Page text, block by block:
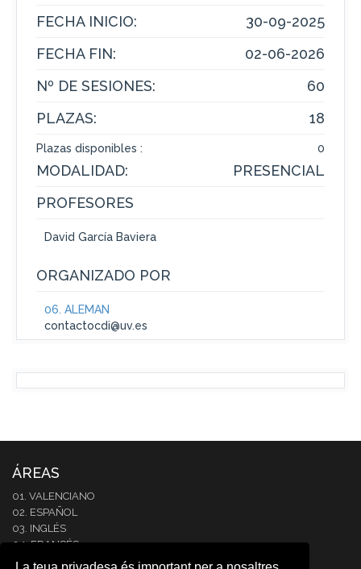
FECHA INICIO:
30-09-2025
FECHA FIN:
02-06-2026
Nº DE SESIONES:
60
PLAZAS:
18
Plazas disponibles : 0
MODALIDAD:
PRESENCIAL
PROFESORES
David García Baviera
ORGANIZADO POR
06. ALEMÁN
contactocdi@uv.es
ÁREAS
01. VALENCIANO
02. ESPAÑOL
03. INGLÉS
04. FRANCÉS
05. ITALIANO